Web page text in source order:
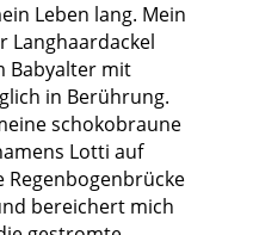
Leben lang. Mein
Langhaardackel
Babyalter mit
in Berührung.
schokobraune
Lotti auf
Regenbogenbrücke
bereichert mich